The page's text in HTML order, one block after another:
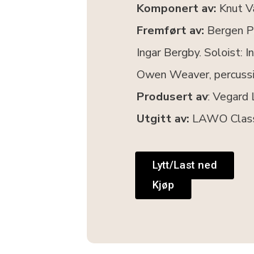
Komponert av: Knut
Fremført av: Bergen
Ingar Bergby. Soloist:
Owen Weaver,
Produsert av: Vegard
Utgitt av: LAWO
Lytt/Last ned
Kjøp